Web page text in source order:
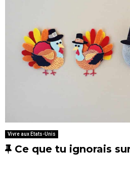
Vivre aux Etats-Unis
ECe que tu ignorais